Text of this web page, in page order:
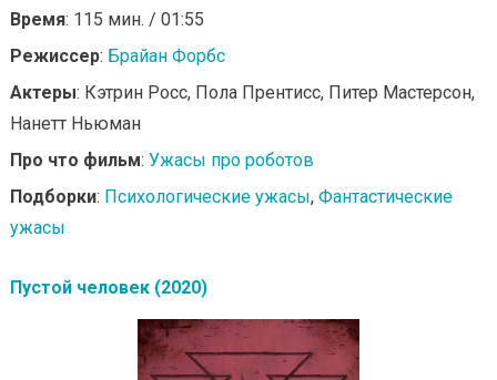
Время: 115 мин. / 01:55
Режиссер: Брайан Форбс
Актеры: Кэтрин Росс, Пола Прентисс, Питер Мастерсон,
Нанетт Ньюман
Про что фильм: Ужасы про роботов
Подборки: Психологические ужасы, Фантастические
ужасы
Пустой человек (2020)